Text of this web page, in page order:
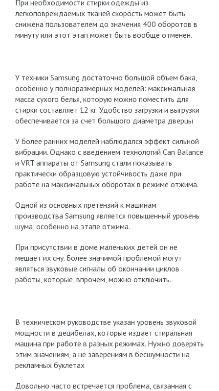
При необходимости стирки одежды из
легкоповреждаемых тканей скорость может быть
снижена пользователем до значения 400 оборотов в
минуту или этот этап может быть вообще отменен.
У техники Samsung достаточно большой объем бака,
особенно у полноразмерных моделей: максимальная
масса сухого белья, которую можно поместить для
стирки составляет 12 кг. Удобство загрузки и выгрузки
обеспечивается за счет большого диаметра дверцы
У более ранних моделей наблюдался эффект сильной
вибрации. Однако с введением технологий Can Balance
и VRT аппараты от Samsung стали показывать
практически образцовую устойчивость даже при
работе на максимальных оборотах в режиме отжима.
Одной из основных претензий к машинам
производства Samsung является повышенный уровень
шума, особенно на этапе отжима.
При присутствии в доме маленьких детей он не
мешает их сну. Более значимой проблемой могут
являться звуковые сигналы об окончании циклов
работы, которые, впрочем, можно отключить.
В техническом руководстве указан уровень звуковой
мощности в децибелах, которые издает стиральная
машина при работе в разных режимах. Нужно доверять
этим значениям, а не заверениям в бесшумности на
рекламных буклетах
Довольно часто встречается проблема, связанная с